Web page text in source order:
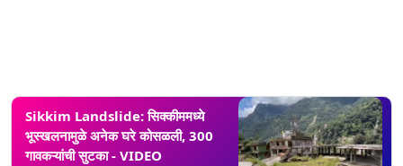
Sikkim Landslide: सिक्कीममध्ये
भूस्खलनामुळे अनेक घरे कोसळली, 300
गावकऱ्यांची सुटका - VIDEO